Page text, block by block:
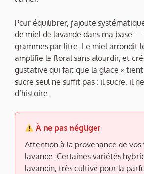
Pour équilibrer, j’ajoute
de miel de lavande dans ma base
grammes par litre. Le miel arrondit
amplifie le floral sans alourdir, et
gustative qui fait que la glace « tient
sucre seul ne suffit pas : il sucre, il
d’histoire.
À ne pas négliger
Attention à la provenance de vos
lavande. Certaines variétés
lavandin, très cultivé pour la